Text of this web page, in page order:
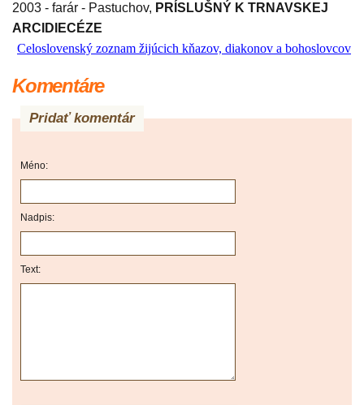
2003 - farár - Pastuchov, PRÍSLUŠNÝ K TRNAVSKEJ
ARCIDIECÉZE
Celoslovenský zoznam žijúcich kňazov, diakonov a bohoslovcov
Komentáre
Pridať komentár
Méno:
Nadpis:
Text: